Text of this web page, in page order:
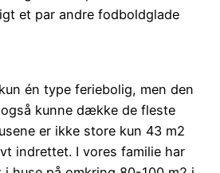
et par andre fodboldglade
én type feriebolig, men den
kunne dække de fleste
er ikke store kun 43 m2
indrettet. I vores familie har